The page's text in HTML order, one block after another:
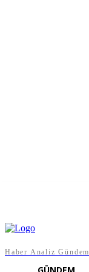
Haber Analiz Gündem